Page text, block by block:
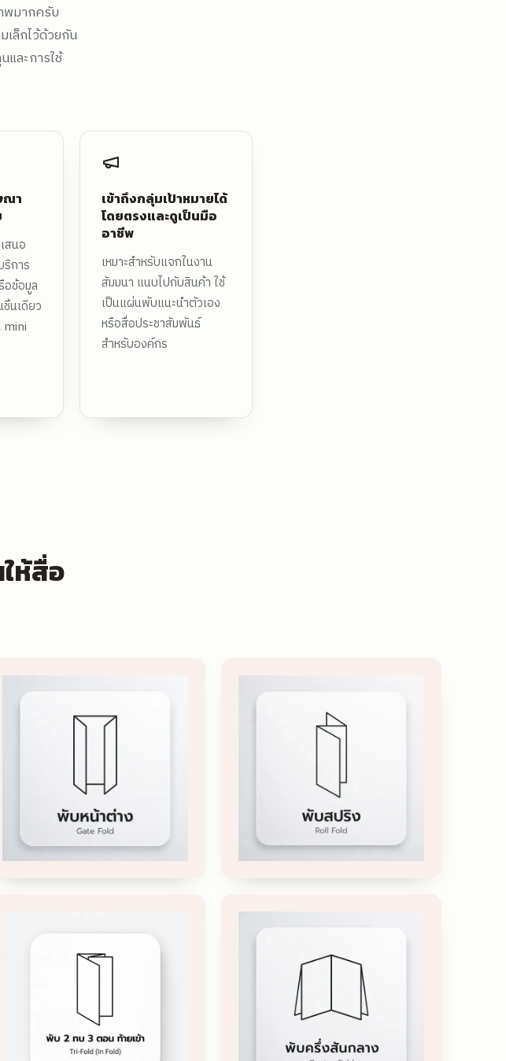
พมากครับ
ล็กไว้ด้วยกัน
ละการใช้
ณา
สนอ
ริการ
อข้อมูล
นเดียว
mini
เข้าถึงกลุ่มเป้าหมายได้
โดยตรงและดูเป็นมือ
อาชีพ
เหมาะสำหรับแจกในงาน
สัมมนา แนบไปกับสินค้า ใช้
เป็นแผ่นพับแนะนำตัวเอง
หรือสื่อประชาสัมพันธ์
สำหรับองค์กร
ห้สื่อ